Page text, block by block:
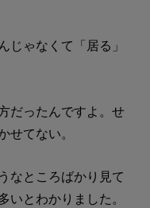
じゃなくて「居る」
だったんですよ。せ
せてない。
なところばかり見て
いとわかりました。